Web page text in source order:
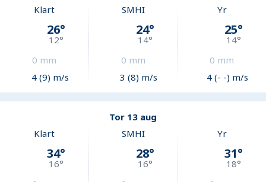
Klart
26°
12°
0 mm
4 (9) m/s
SMHI
24°
14°
0 mm
3 (8) m/s
Yr
25°
14°
0 mm
4 (- -) m/s
Tor 13 aug
Klart
34°
16°
SMHI
28°
16°
Yr
31°
18°